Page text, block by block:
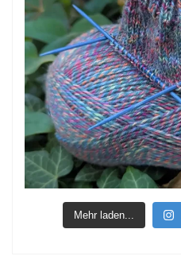
Mehr laden...